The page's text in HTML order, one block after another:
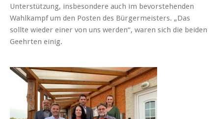
Unterstützung, insbesondere auch im bevorstehenden
Wahlkampf um den Posten des Bürgermeisters. „Das
sollte wieder einer von uns werden“, waren sich die beiden
Geehrten einig.